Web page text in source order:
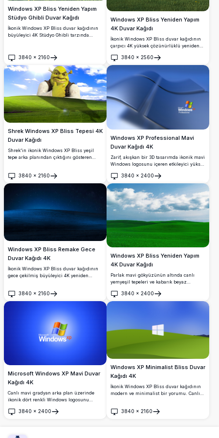
Windows XP Bliss Yeniden Yapım
Stüdyo Ghibli Duvar Kağıdı
İkonik Windows XP Bliss duvar kağıdının
büyüleyici 4K Stüdyo Ghibli tarzında
kabarık beyaz bulutlarla süslü canlı mavi
bir gökyüzü içeriyor.
3840 × 2160
Aç
Windows XP Bliss Yeniden Yapım
4K Duvar Kağıdı
İkonik Windows XP Bliss duvar kağıdının
çarpıcı 4K yüksek çözünürlüklü yeniden
yabani çiçeklerle kaplı yemyeşil bir çayır
ve hafif ince bulutlarla süslü güzel bir
mavi gökyüzü içermektedir.
3840 × 2560
Aç
Shrek Windows XP Bliss Tepesi 4K
Duvar Kağıdı
Shrek'in ikonik Windows XP Bliss yeşil
tepe arka planından çıktığını gösteren
sevilen DreamWorks animasyonuyla
birleştiren, masaüstü özelleştirmesi için
3840 × 2160
Aç
Windows XP Professional Mavi
Duvar Kağıdı 4K
Zarif, akışkan bir 3D tasarımda ikonik mavi
Windows logosunu içeren etkileyici yüksek
duvar kağıdı. Şık ve profesyonel bir
estetiğe sahip nostaljik masaüstü arka
planları için mükemmel.
3840 × 2400
Aç
Windows XP Bliss Remake Gece
Duvar Kağıdı 4K
İkonik Windows XP Bliss duvar kağıdının
gece çekilmiş büyüleyici 4K yeniden
gökyüzünün altında ay ışığına büründü;
huzurlu ve atmosferik bir gece manzarası
3840 × 2160
Aç
Windows XP Bliss Yeniden Yapım
4K Duvar Kağıdı
Parlak mavi gökyüzünün altında canlı
yemyeşil tepeleri ve kabarık beyaz
duvar kağıdının çarpıcı yüksek
çözünürlüklü yeniden yapımı. Masaüstü
3840 × 2400
Aç
Microsoft Windows XP Mavi Duvar
Kağıdı 4K
Canlı mavi gradyan arka plan üzerinde
ikonik dört renkli Windows logosunu
açılış ekranı duvar kağıdı. Nostaljik
3840 × 2400
Aç
Windows XP Minimalist Bliss Duvar
Kağıdı 4K
İkonik Windows XP Bliss duvar kağıdının
modern ve minimalist bir yorumu. Canlı
almaktadır. 4K çözünürlükte masaüstü
3840 × 2160
Aç